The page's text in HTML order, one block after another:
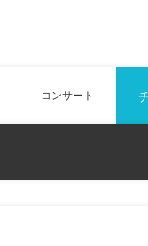
コンサート